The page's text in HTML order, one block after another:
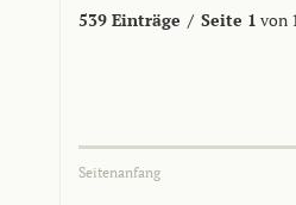
539 Einträge / Seite 1 von
Seitenanfang